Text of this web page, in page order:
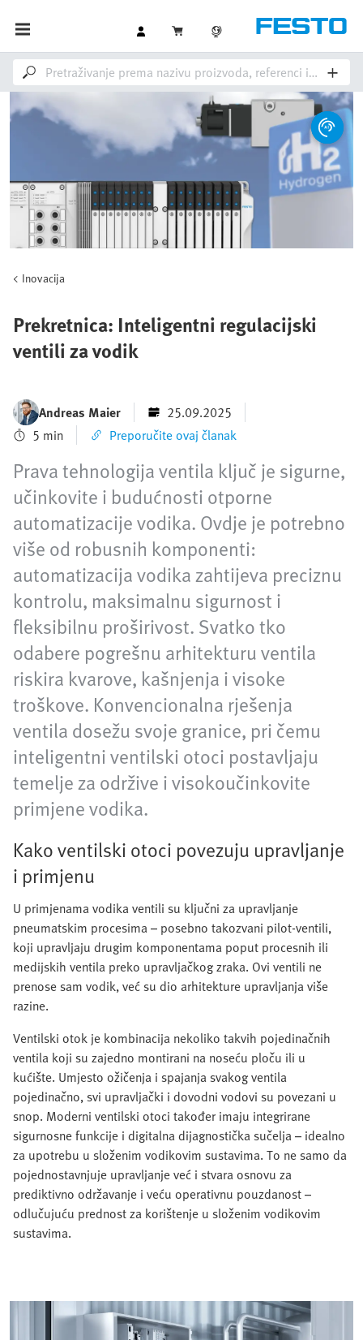
Inovacija
Prekretnica: Inteligentni regulacijski
ventili za vodik
Andreas Maier
25.09.2025
5 min
Preporučite ovaj članak
Prava tehnologija ventila ključ je sigurne,
učinkovite i budućnosti otporne
automatizacije vodika. Ovdje je potrebno
više od robusnih komponenti:
automatizacija vodika zahtijeva preciznu
kontrolu, maksimalnu sigurnost i
fleksibilnu proširivost. Svatko tko
odabere pogrešnu arhitekturu ventila
riskira kvarove, kašnjenja i visoke
troškove. Konvencionalna rješenja
ventila dosežu svoje granice, pri čemu
inteligentni ventilski otoci postavljaju
temelje za održive i visokoučinkovite
primjene vodika.
Kako ventilski otoci povezuju upravljanje
i primjenu
U primjenama vodika ventili su ključni za upravljanje
pneumatskim procesima – posebno takozvani pilot-ventili,
koji upravljaju drugim komponentama poput procesnih ili
medijskih ventila preko upravljačkog zraka. Ovi ventili ne
prenose sam vodik, već su dio arhitekture upravljanja više
razine.
Ventilski otok je kombinacija nekoliko takvih pojedinačnih
ventila koji su zajedno montirani na noseću ploču ili u
kućište. Umjesto ožičenja i spajanja svakog ventila
pojedinačno, svi upravljački i dovodni vodovi su povezani u
snop. Moderni ventilski otoci također imaju integrirane
sigurnosne funkcije i digitalna dijagnostička sučelja – idealno
za upotrebu u složenim vodikovim sustavima. To ne samo da
pojednostavnjuje upravljanje već i stvara osnovu za
prediktivno održavanje i veću operativnu pouzdanost –
odlučujuću prednost za korištenje u složenim vodikovim
sustavima.